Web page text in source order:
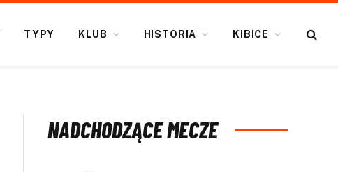
TYPY KLUB HISTORIA KIBICE
NADCHODZĄCE MECZE